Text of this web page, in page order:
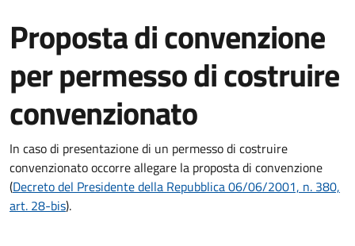
Proposta di convenzione
per permesso di costruire
convenzionato
In caso di presentazione di un permesso di costruire
convenzionato occorre allegare la proposta di convenzione
(Decreto del Presidente della Repubblica 06/06/2001, n. 380,
art. 28-bis).